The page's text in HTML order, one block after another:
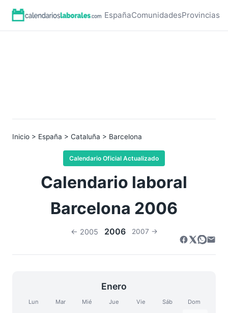
EspañaComunidadesProvincias
Inicio > España > Cataluña > Barcelona
Calendario Oficial Actualizado
Calendario laboral
Barcelona 2006
← 2005 2006 2007 →
Enero
Lun Mar Mié Jue Vie Sáb Dom